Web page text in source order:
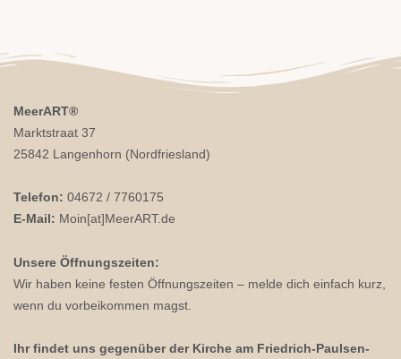
MeerART®
Marktstraat 37
25842 Langenhorn (Nordfriesland)
Telefon: 04672 / 7760175
E-Mail: Moin[at]MeerART.de
Unsere Öffnungszeiten:
Wir haben keine festen Öffnungszeiten – melde dich einfach kurz,
wenn du vorbeikommen magst.
Ihr findet uns gegenüber der Kirche am Friedrich-Paulsen-